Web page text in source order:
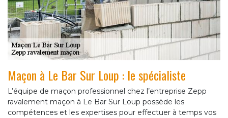
Maçon à Le Bar Sur Loup : le spécialiste
L’équipe de maçon professionnel chez l’entreprise Zepp
ravalement maçon à Le Bar Sur Loup possède les
compétences et les expertises pour effectuer à temps vos